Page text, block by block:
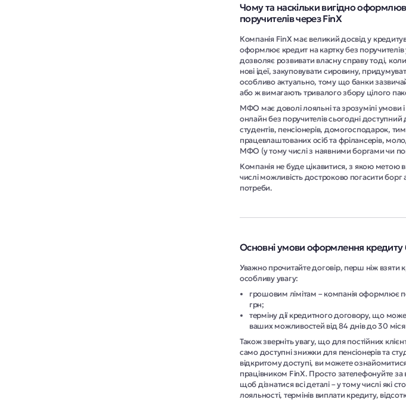
Чому та наскільки вигідно
поручителів через FinX
Компанія FinX має великий досвід у
оформлює кредит на картку без
дозволяє розвивати власну справу тоді,
нові ідеї, закуповувати сировину,
особливо актуально, тому що банки
або ж вимагають тривалого збору цілого
МФО має доволі лояльні та зрозумілі умови
онлайн без поручителів сьогодні доступний
студентів, пенсіонерів, домогосподарок,
працевлаштованих осіб та фрілансерів,
МФО (у тому числі з наявними боргами чи
Компанія не буде цікавитися, з якою
числі можливість достроково погасити
потреби.
Основні умови оформлення кредиту
Уважно прочитайте договір, перш ніж взяти
особливу увагу:
грошовим лімітам – компанія оформлює
грн;
терміну дії кредитного договору, що може
ваших можливостей від 84 днів до 30
Також зверніть увагу, що для постійних
само доступні знижки для пенсіонерів та
відкритому доступі, ви можете
працівником FinX. Просто зателефонуйте
щоб дізнатися всі деталі – у тому числі які
лояльності, термінів виплати кредиту,